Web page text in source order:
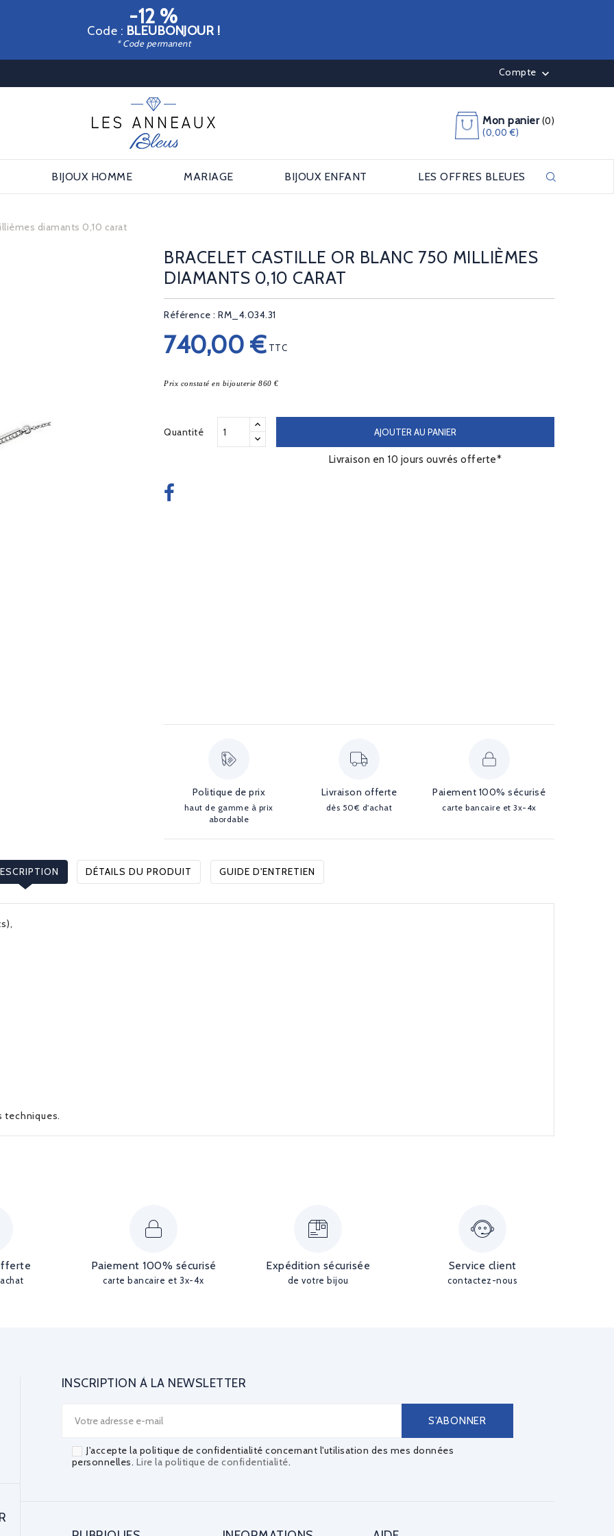
-12 %
Code : BLEUBONJOUR !
* Code permanent
Compte 
Mon panier (0)
(0,00 €)
BIJOUX HOMME MARIAGE BIJOUX ENFANT LES OFFRES BLEUES
diamants 0,10 carat
BRACELET CASTILLE OR BLANC 750 MILLIÈMES
DIAMANTS 0,10 CARAT
Référence : RM_4.034.31
740,00 € TTC
Prix constaté en bijouterie 860 €
Quantité AJOUTER AU PANIER
Livraison en 10 jours ouvrés offerte*
Politique de prix
haut de gamme à prix
abordable
Livraison offerte
dès 50€ d'achat
Paiement 100% sécurisé
carte bancaire et 3x-4x
DÉTAILS DU PRODUIT GUIDE D'ENTRETIEN
techniques.
Paiement 100% sécurisé
carte bancaire et 3x-4x
Expédition sécurisée
de votre bijou
Service client
contactez-nous
INSCRIPTION À LA NEWSLETTER
J'accepte la politique de confidentialité concernant l'utilisation des mes données
personnelles. Lire la politique de confidentialité.